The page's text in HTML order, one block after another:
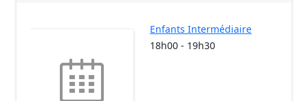
Enfants Intermédiaire
18h00 - 19h30